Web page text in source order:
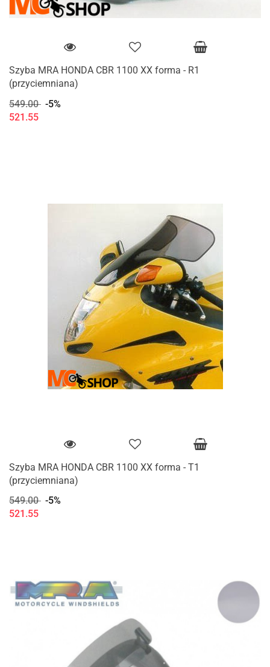
Szyba MRA HONDA CBR 1100 XX forma - R1
(przyciemniana)
549.00 -5%
521.55
Szyba MRA HONDA CBR 1100 XX forma - T1
(przyciemniana)
549.00 -5%
521.55